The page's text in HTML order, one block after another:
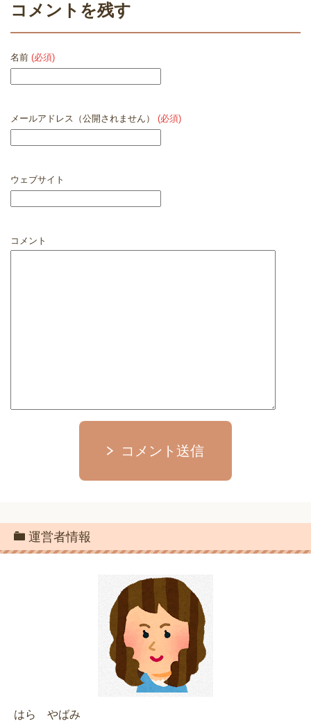
コメントを残す
名前 (必須)
メールアドレス（公開されません） (必須)
ウェブサイト
コメント
コメント送信
運営者情報
はら やばみ